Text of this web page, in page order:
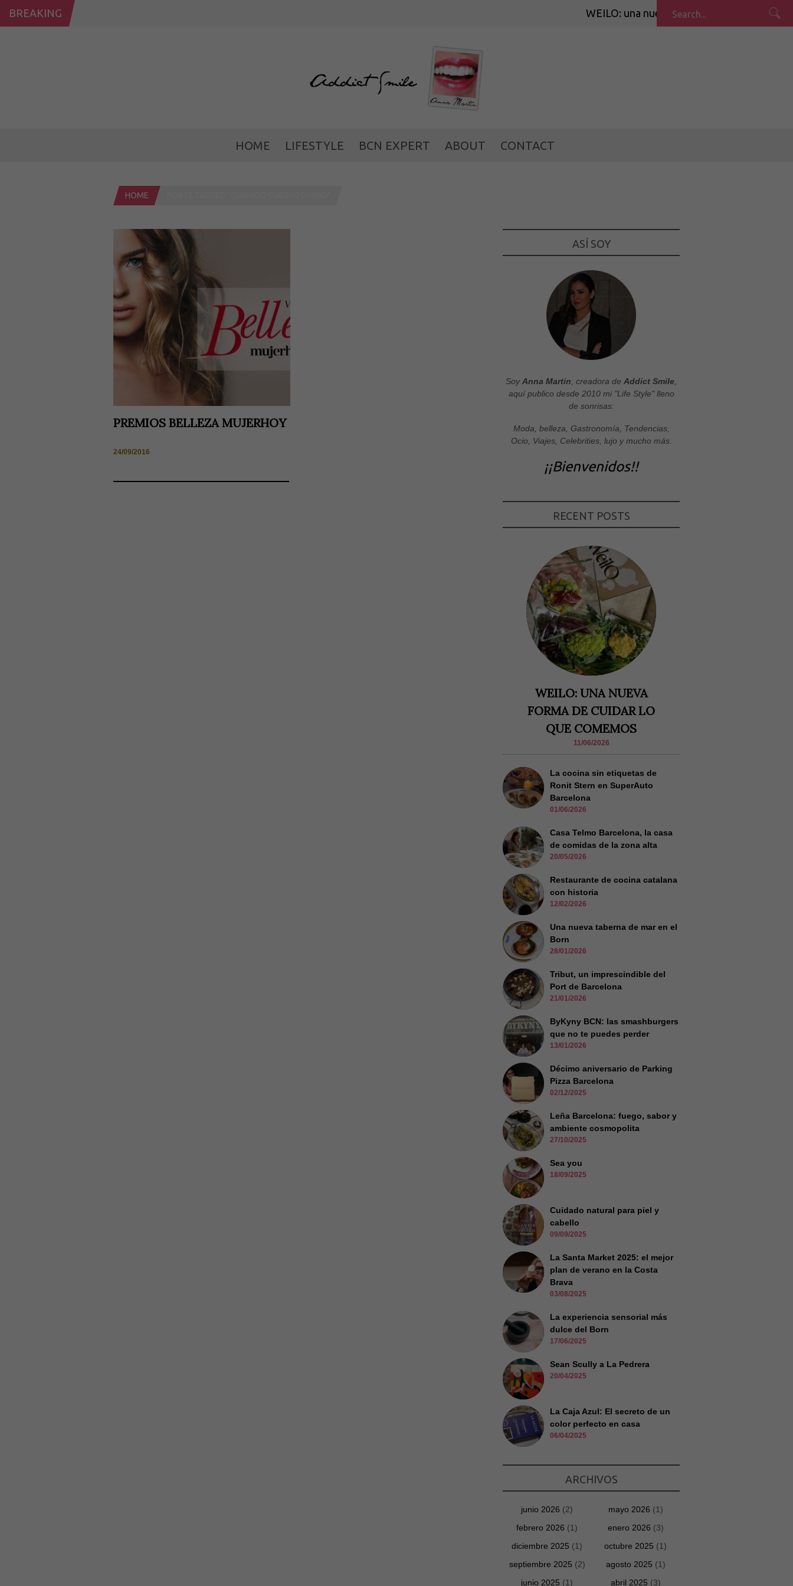
BREAKING WEILO: una nueva forma de cuidar lo que comemos
HOME LIFESTYLE BCN EXPERT ABOUT CONTACT
HOME
PREMIOS BELLEZA MUJERHOY
24/09/2016
ASÍ SOY
SoyAnna Martin , creadora de Addict Smile
aquí publico desde 2010 mi "Life Style" lleno
de sonrisas:
Moda, belleza, Gastronomía, Tendencias,
Ocio, Viajes, Celebrities, lujo y mucho más.
¡¡Bienvenidos!!
RECENT POSTS
WEILO: UNA NUEVA
FORMA DE CUIDAR LO
QUE COMEMOS
11/06/2026
La cocina sin etiquetas de
Ronit Stern en SuperAuto
Barcelona
01/06/2026
Casa Telmo Barcelona, la casa
de comidas de la zona alta
20/05/2026
Restaurante de cocina catalana
con historia
12/02/2026
Una nueva taberna de mar en el
Born
28/01/2026
Tribut, un imprescindible del
Port de Barcelona
21/01/2026
ByKyny BCN: las smashburgers
que no te puedes perder
13/01/2026
Décimo aniversario de Parking
Pizza Barcelona
02/12/2025
Leña Barcelona: fuego, sabor y
ambiente cosmopolita
27/10/2025
Sea you
18/09/2025
Cuidado natural para piel y
cabello
09/09/2025
La Santa Market 2025: el mejor
plan de verano en la Costa
Brava
03/08/2025
La experiencia sensorial más
dulce del Born
17/06/2025
Sean Scully a La Pedrera
20/04/2025
La Caja Azul: El secreto de un
color perfecto en casa
06/04/2025
ARCHIVOS
junio 2026 (2) mayo 2026 (1)
febrero 2026 (1) enero 2026 (3)
diciembre 2025 (1) octubre 2025 (1)
septiembre 2025 (2) agosto 2025 (1)
junio 2025 (1) abril 2025 (3)